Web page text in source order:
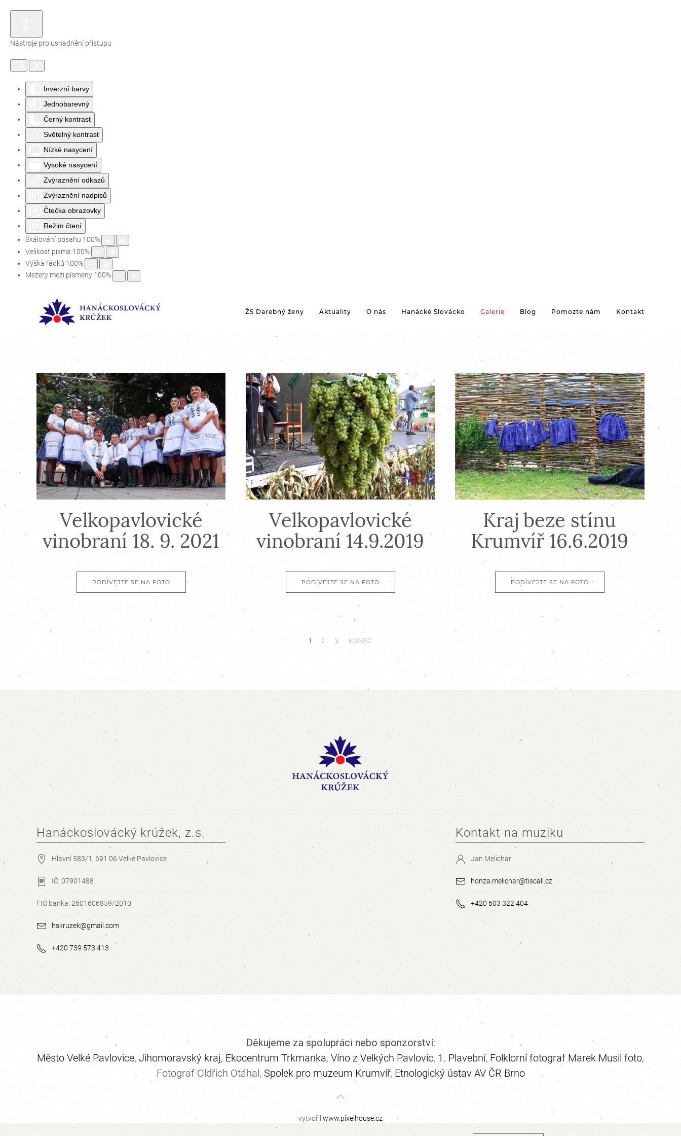
Nástroje pro usnadnění přístupu
Inverzní barvy
Jednobarevný
Černý kontrast
Světelný kontrast
Nízké nasycení
Vysoké nasycení
Zvýraznění odkazů
Zvýraznění nadpisů
Čtečka obrazovky
Režim čtení
Škálování obsahu 100%
Velikost písma 100%
Výška řádků 100%
Mezery mezi písmeny 100%
ŽS Darebný ženy Aktuality O nás Hanácké Slovácko Galerie Blog Pomozte nám Kontakt
Velkopavlovické
vinobraní 18. 9. 2021
PODÍVEJTE SE NA FOTO
Velkopavlovické
vinobraní 14.9.2019
PODÍVEJTE SE NA FOTO
Kraj beze stínu
Krumvíř 16.6.2019
PODÍVEJTE SE NA FOTO
1 2 KONEC
Hanáckoslovácký krúžek, z.s.
Hlavní 583/1, 691 06 Velké Pavlovice
IČ: 07901488
FIO banka: 2601606859/2010
hskruzek@gmail.com
+420 739 573 413
Kontakt na muziku
Jan Melichar
honza.melichar@tiscali.cz
+420 603 322 404
Děkujeme za spolupráci nebo sponzorství:
Město Velké Pavlovice, Jihomoravský kraj, Ekocentrum Trkmanka, Víno z Velkých Pavlovic, 1. Plavební, Folklorní fotograf Marek Musil foto,
Fotograf Oldřich Otáhal, Spolek pro muzeum Krumvíř, Etnologický ústav AV ČR Brno
vytvořil www.pixelhouse.cz